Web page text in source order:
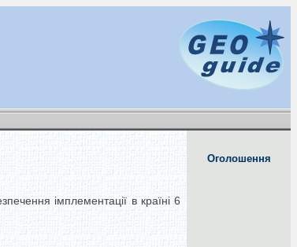
імплементації в країні 6
Оголошення